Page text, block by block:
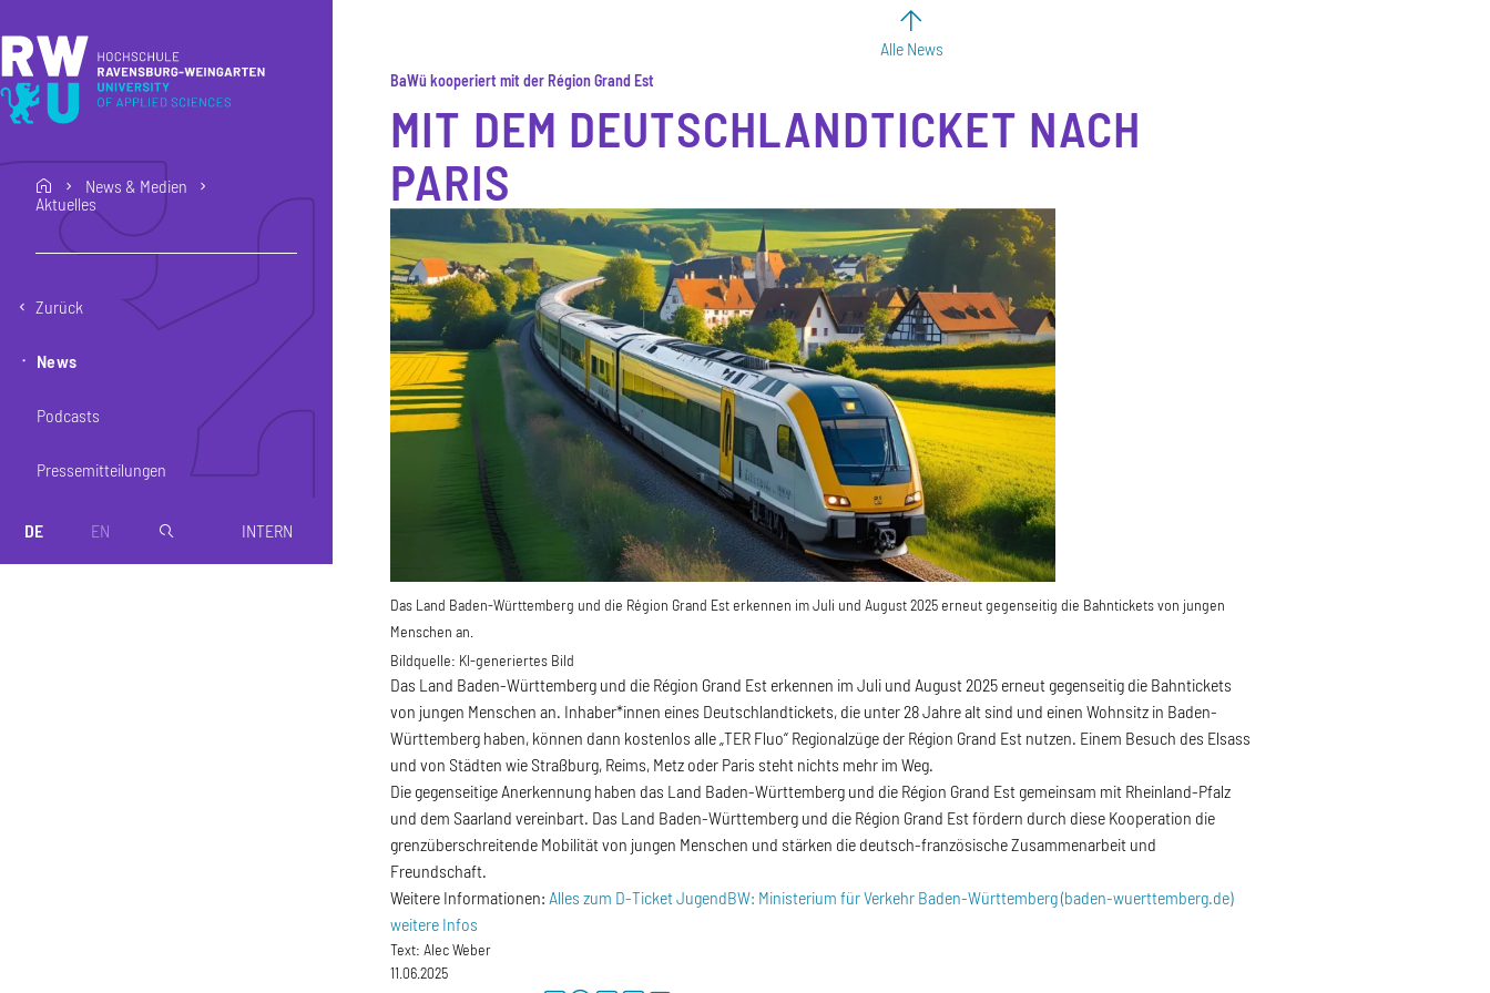
home
News & Medien
Aktuelles
Zurück
News
Podcasts
Pressemitteilungen
DE EN magnifier INTERN
Alle News
BaWü kooperiert mit der Région Grand Est
MIT DEM DEUTSCHLANDTICKET NACH
PARIS
Das Land Baden-Württemberg und die Région Grand Est erkennen im Juli und August 2025 erneut gegenseitig die Bahntickets von jungen
Menschen an.
Bildquelle: KI-generiertes Bild
Das Land Baden-Württemberg und die Région Grand Est erkennen im Juli und August 2025 erneut gegenseitig die Bahntickets
von jungen Menschen an. Inhaber*innen eines Deutschlandtickets, die unter 28 Jahre alt sind und einen Wohnsitz in Baden-
Württemberg haben, können dann kostenlos alle „TER Fluo“ Regionalzüge der Région Grand Est nutzen. Einem Besuch des Elsass
und von Städten wie Straßburg, Reims, Metz oder Paris steht nichts mehr im Weg.
Die gegenseitige Anerkennung haben das Land Baden-Württemberg und die Région Grand Est gemeinsam mit Rheinland-Pfalz
und dem Saarland vereinbart. Das Land Baden-Württemberg und die Région Grand Est fördern durch diese Kooperation die
grenzüberschreitende Mobilität von jungen Menschen und stärken die deutsch-französische Zusammenarbeit und
Freundschaft.
Weitere Informationen: Alles zum D-Ticket JugendBW: Ministerium für Verkehr Baden-Württemberg (baden-wuerttemberg.de)
weitere Infos
Text: Alec Weber
11.06.2025